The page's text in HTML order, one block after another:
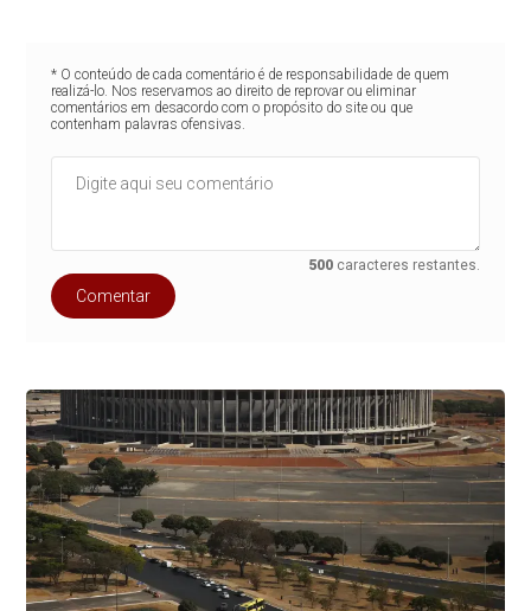
* O conteúdo de cada comentário é de responsabilidade de quem
realizá-lo. Nos reservamos ao direito de reprovar ou eliminar
comentários em desacordo com o propósito do site ou que
contenham palavras ofensivas.
500 caracteres restantes.
Comentar